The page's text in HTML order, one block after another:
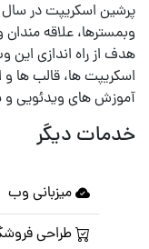
وبمسترها، علاقه
هدف از راه اندازی این
اسکریپت ها، قالب ها و
آموزش های ویدئویی و
خدمات دیگر
میزبانی وب
طراحی